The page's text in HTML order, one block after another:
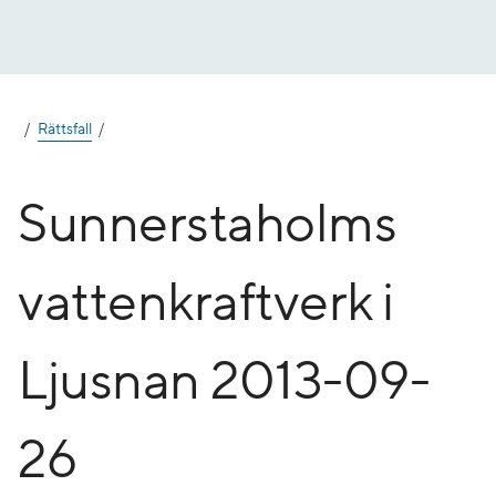
Rättsfall
Sunnerstaholms
vattenkraftverk i
Ljusnan 2013-09-
26